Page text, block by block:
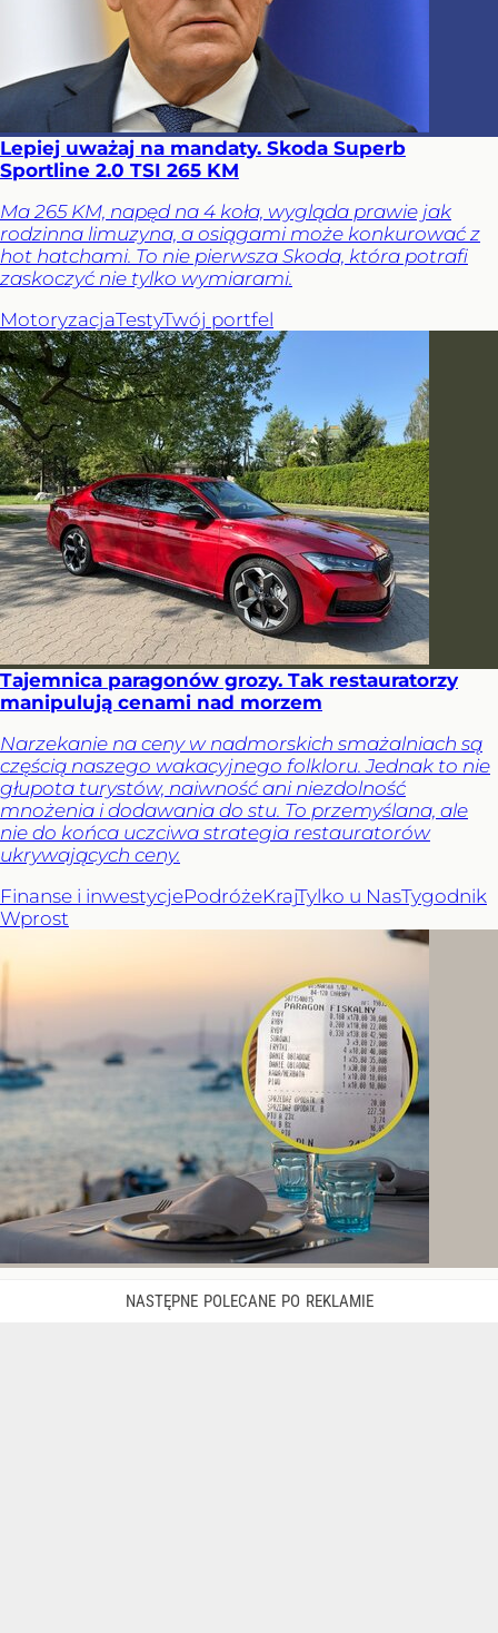
Lepiej uważaj na mandaty. Skoda Superb
Sportline 2.0 TSI 265 KM
Ma 265 KM, napęd na 4 koła, wygląda prawie jak
rodzinna limuzyna, a osiągami może konkurować z
hot hatchami. To nie pierwsza Skoda, która potrafi
zaskoczyć nie tylko wymiarami.
MotoryzacjaTestyTwój portfel
Tajemnica paragonów grozy. Tak restauratorzy
manipulują cenami nad morzem
Narzekanie na ceny w nadmorskich smażalniach są
częścią naszego wakacyjnego folkloru. Jednak to nie
głupota turystów, naiwność ani niezdolność
mnożenia i dodawania do stu. To przemyślana, ale
nie do końca uczciwa strategia restauratorów
ukrywających ceny.
Finanse i inwestycjePodróżeKrajTylko u NasTygodnik
Wprost